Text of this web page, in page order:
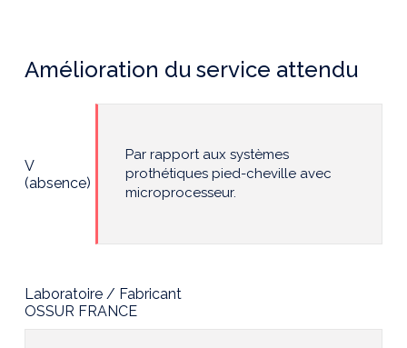
Amélioration du service attendu
V
(absence)
Par rapport aux systèmes
prothétiques pied-cheville avec
microprocesseur.
Laboratoire / Fabricant
OSSUR FRANCE